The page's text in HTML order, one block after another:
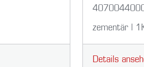
zementär |
Details